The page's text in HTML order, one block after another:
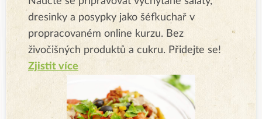
dresinky a posypky jako šéfkuchař v
propracovaném online kurzu. Bez
živočišných produktů a cukru. Přidejte se!
Zjistit více